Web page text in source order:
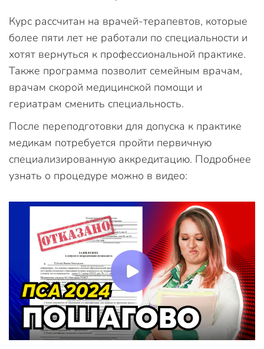
Курс рассчитан на врачей-терапевтов, которые
более пяти лет не работали по специальности и
хотят вернуться к профессиональной практике.
Также программа позволит семейным врачам,
врачам скорой медицинской помощи и
гериатрам сменить специальность.
После переподготовки для допуска к практике
медикам потребуется пройти первичную
специализированную аккредитацию. Подробнее
узнать о процедуре можно в видео: